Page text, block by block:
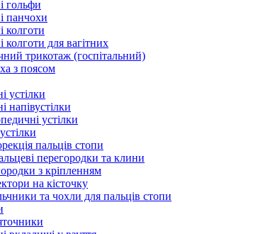
гольфи
панчохи
колготи
колготи для вагітних
трикотаж (госпітальний)
з поясом
устілки
напівустілки
устілки
пальців стопи
перегородки та клини
з кріпленням
на кісточку
та чохли для пальців стопи